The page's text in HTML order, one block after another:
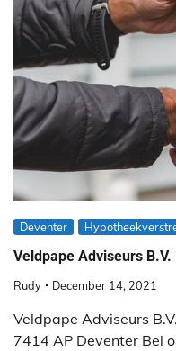
Deventer
Veldpape Adviseurs
Rudy December 14, 2021
Veldpape Adviseurs
7414 AP Deventer Bel